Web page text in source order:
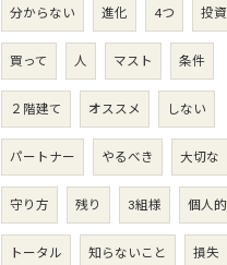
分からない 進化 4つ 投資
買って 人 マスト 条件
２階建て オススメ しない
パートナー やるべき 大切な
守り方 残り 3組様 個人的
トータル 知らないこと 損失